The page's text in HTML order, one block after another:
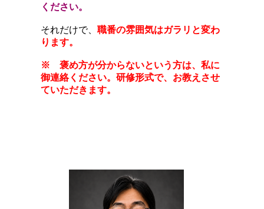
ください。
それだけで、 職番の雰囲気はガラリと変わ
ります。
※ 褒め方が分からないという方は、私に
御連絡ください。研修形式で、お教えさせ
ていただきます。